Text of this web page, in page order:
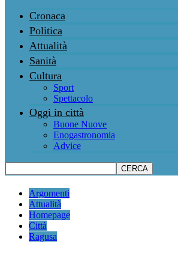
Cronaca
Politica
Attualità
Sanità
Cultura
Sport
Spettacolo
Oggi in città
Buone Nuove
Enogastronomia
Advice
Argomenti
Attualità
Homepage
Città
Ragusa